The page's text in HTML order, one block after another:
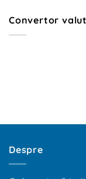
Convertor
Despre